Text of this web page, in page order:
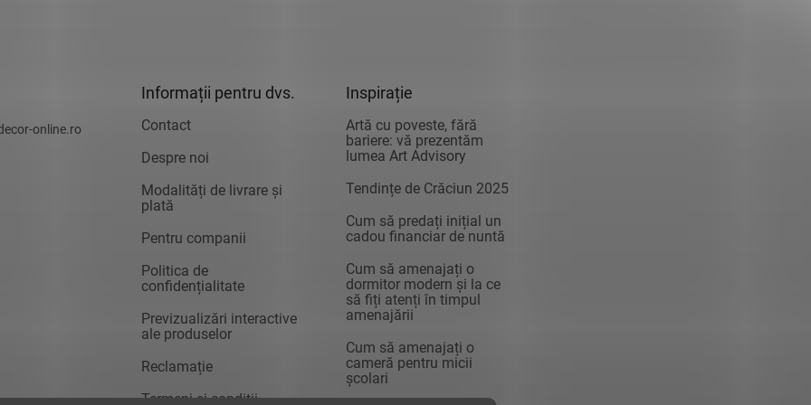
online.ro
Informații pentru dvs.
Contact
Despre noi
Modalități de livrare și
plată
Pentru companii
Politica de
confidențialitate
Previzualizări interactive
ale produselor
Reclamație
Termeni și condiții
Inspirație
Artă cu poveste, fără
bariere: vă prezentăm
lumea Art Advisory
Tendințe de Crăciun 2025
Cum să predați inițial un
cadou financiar de nuntă
Cum să amenajați o
dormitor modern și la ce
să fiți atenți în timpul
amenajării
Cum să amenajați o
cameră pentru micii
școlari